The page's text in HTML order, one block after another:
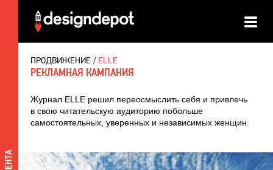
ПРОДВИЖЕНИЕ ELLE
РЕКЛАМНАЯ КАМПАНИЯ
Журнал ELLE решил переосмыслить себя и привлечь
в свою читательскую аудиторию побольше
самостоятельных, уверенных и независимых женщин.